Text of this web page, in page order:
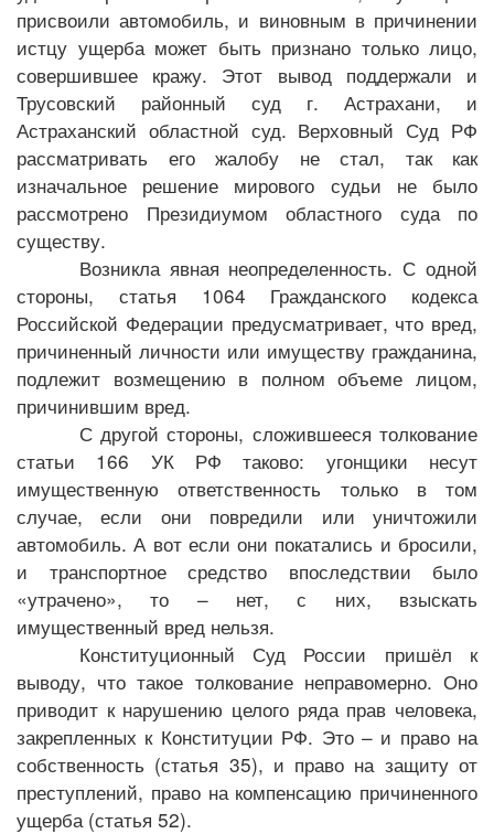
присвоили автомобиль, и виновным в причинении
истцу ущерба может быть признано только лицо,
совершившее кражу. Этот вывод поддержали и
Трусовский районный суд г. Астрахани, и
Астраханский областной суд. Верховный Суд РФ
рассматривать его жалобу не стал, так как
изначальное решение мирового судьи не было
рассмотрено Президиумом областного суда по
существу.
Возникла явная неопределенность. С одной
стороны, статья 1064 Гражданского кодекса
Российской Федерации предусматривает, что вред,
причиненный личности или имуществу гражданина,
подлежит возмещению в полном объеме лицом,
причинившим вред.
С другой стороны, сложившееся толкование
статьи 166 УК РФ таково: угонщики несут
имущественную ответственность только в том
случае, если они повредили или уничтожили
автомобиль. А вот если они покатались и бросили,
и транспортное средство впоследствии было
«утрачено», то – нет, с них, взыскать
имущественный вред нельзя.
Конституционный Суд России пришёл к
выводу, что такое толкование неправомерно. Оно
приводит к нарушению целого ряда прав человека,
закрепленных к Конституции РФ. Это – и право на
собственность (статья 35), и право на защиту от
преступлений, право на компенсацию причиненного
ущерба (статья 52).